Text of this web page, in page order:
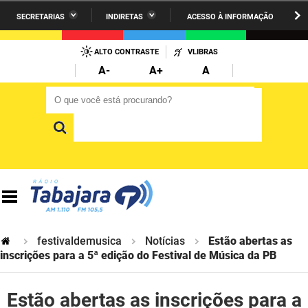
PARA
CONTEÚDO
SECRETARIAS INDIRETAS ACESSO À INFORMAÇÃO
Administração Penitenciária
Agricultura Familiar e Desenvolvimento do Semiárido
Casa Civil do Governador
Ciência, Tecnologia, Inovação e Ensino Superior
Comunicação Institucional
Controladoria Geral do Estado
Desenvolvimento da Agropecuária e Pesca
ARPB
Codata
Corpo de Bombeiros
ALTO CONTRASTE VLIBRAS
A- A+
A
O que você está procurando?
festivaldemusica Notícias
Estão abertas as
inscrições para a 5ª edição do Festival de Música da PB
Estão abertas as inscrições para a